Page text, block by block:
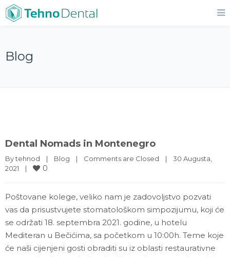
Blog
Dental Nomads in Montenegro
By tehnod | Blog | Comments are Closed |
30 Augusta,
2021 | 0
Poštovane kolege, veliko nam je zadovoljstvo pozvati
vas da prisustvujete stomatološkom simpozijumu, koji će
se održati 18. septembra 2021. godine, u hotelu
Mediteran u Bečićima, sa početkom u 10:00h. Teme koje
će naši cijenjeni gosti obraditi su iz oblasti restaurativne